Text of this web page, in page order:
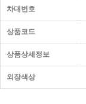
차대번호
상품코드
상품상세정보
외장색상